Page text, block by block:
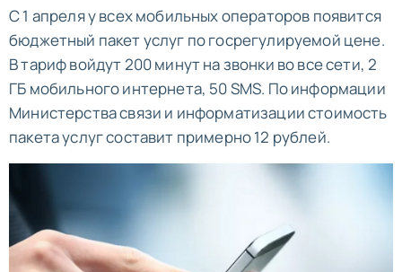
С 1 апреля у всех мобильных операторов появится
бюджетный пакет услуг по госрегулируемой цене.
В тариф войдут 200 минут на звонки во все сети, 2
ГБ мобильного интернета, 50 SMS. По информации
Министерства связи и информатизации стоимость
пакета услуг составит примерно 12 рублей.